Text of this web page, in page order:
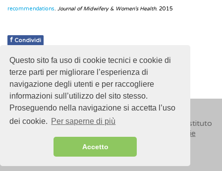
Questo sito fa uso di cookie tecnici e cookie di
terze parti per migliorare l’esperienza di
navigazione degli utenti e per raccogliere
informazioni sull’utilizzo del sito stesso.
Proseguendo nella navigazione si accetta l’uso
dei cookie. Per saperne di più
Accetto
recommendations. Journal of Midwifery & Women's Health. 2015
f Condividi
Pubblicato: 10 Aprile 2019
© 2018ISSalute - Sito sviluppato e gestito dall’Istituto
Cookie